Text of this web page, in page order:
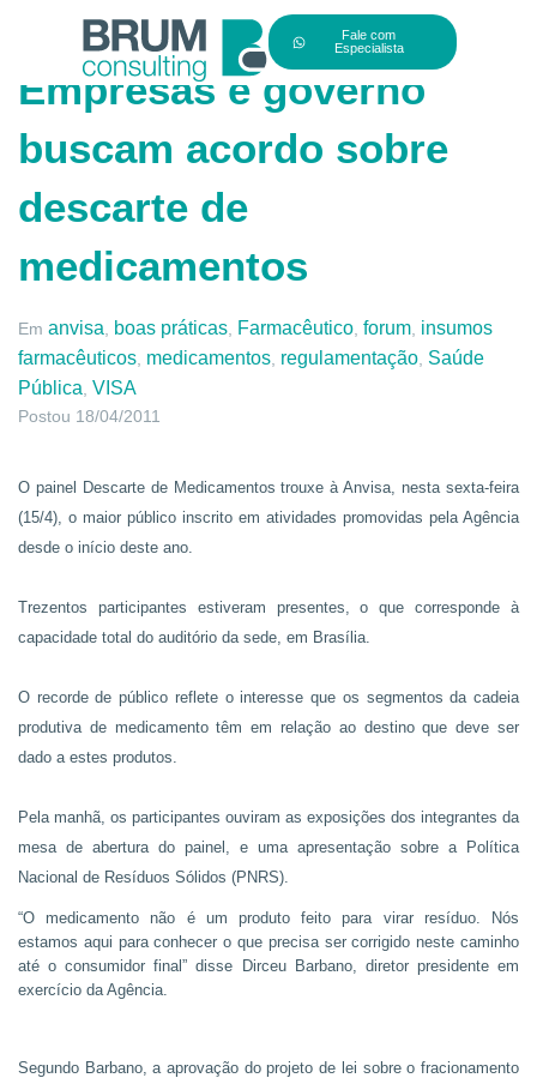
Fale com
Especialista
Empresas e governo
buscam acordo sobre
descarte de
medicamentos
Em anvisa boas práticas Farmacêutico forum insumos
farmacêuticos medicamentos regulamentação Saúde
Pública VISA
Postou 18/04/2011
O painel Descarte de Medicamentos trouxe à Anvisa, nesta sexta-feira
(15/4), o maior público inscrito em atividades promovidas pela Agência
desde o início deste ano.
Trezentos participantes estiveram presentes, o que corresponde à
capacidade total do auditório da sede, em Brasília.
O recorde de público reflete o interesse que os segmentos da cadeia
produtiva de medicamento têm em relação ao destino que deve ser
dado a estes produtos.
Pela manhã, os participantes ouviram as exposições dos integrantes da
mesa de abertura do painel, e uma apresentação sobre a Política
Nacional de Resíduos Sólidos (PNRS).
“O medicamento não é um produto feito para virar resíduo. Nós
estamos aqui para conhecer o que precisa ser corrigido neste caminho
até o consumidor final” disse Dirceu Barbano, diretor presidente em
exercício da Agência.
Segundo Barbano, a aprovação do projeto de lei sobre o fracionamento